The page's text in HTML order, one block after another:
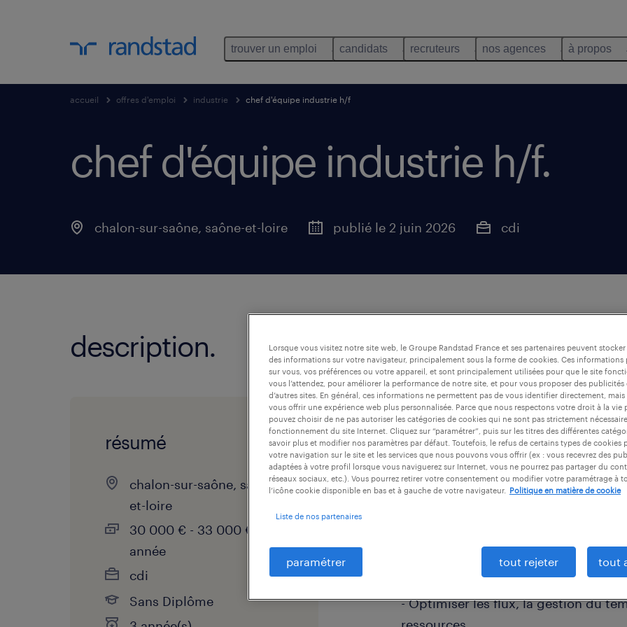
trouver un emploi candidats recruteurs nos agences à propos
accueil offres d'emploi industrie chef d'équipe industrie h/f
chef d'équipe industrie h/f.
chalon-sur-saône, saône-et-loire publié le 2 juin 2026 cdi
description.
résumé
chalon-sur-saône, saône-
et-loire
30 000 € - 33 000 € par
année
cdi
Sans Diplôme
descriptif du poste
Quelle vision stratégique
d'équipe industries (F/H) ?
Vous serez responsable de la
opérations de production,
- Planifier et organiser la
- Optimiser les flux, la gestion du
Lorsque vous visitez notre site web, le Groupe Randstad France et ses partenaires peuvent
des informations sur votre navigateur, principalement sous la forme de cookies. Ces informations
sur vous, vos préférences ou votre appareil, et sont principalement utilisées pour que le site
vous l’attendez, pour améliorer la performance de notre site, et pour vous proposer des publicités
d’autres sites. En général, ces informations ne permettent pas de vous identifier directement,
vous offrir une expérience web plus personnalisée. Parce que nous respectons votre droit à la vie
pouvez choisir de ne pas autoriser les catégories de cookies qui ne sont pas strictement
fonctionnement du site Internet. Cliquez sur “paramétrer”, puis sur les titres des différentes
savoir plus et modifier nos paramètres par défaut. Toutefois, le refus de certains types de cookies
votre navigation sur le site et les services que nous pouvons vous offrir (ex : vous recevrez des
adaptées à votre profil lorsque vous naviguerez sur Internet, vous ne pourrez pas partager du
réseaux sociaux, etc.). Vous pourrez retirer votre consentement ou modifier votre paramétrage à
l’icône cookie disponible en bas et à gauche de votre navigateur.
Politique en matière de cookie
Liste de nos partenaires
paramétrer tout rejeter tout